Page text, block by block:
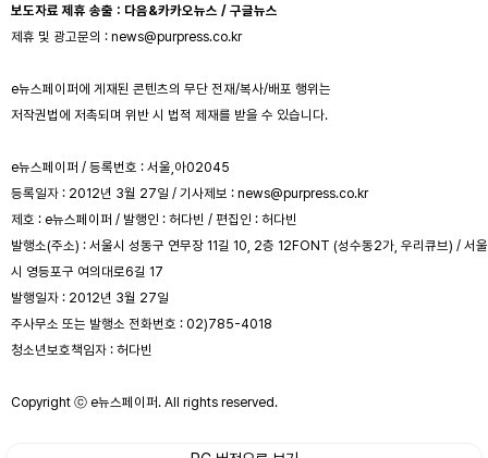
보도자료 제휴 송출 : 다음&카카오뉴스 / 구글뉴스
제휴 및 광고문의 : news@purpress.co.kr
e뉴스페이퍼에 게재된 콘텐츠의 무단 전재/복사/배포 행위는
저작권법에 저촉되며 위반 시 법적 제재를 받을 수 있습니다.
e뉴스페이퍼 / 등록번호 : 서울,아02045
등록일자 : 2012년 3월 27일 / 기사제보 : news@purpress.co.kr
제호 : e뉴스페이퍼 / 발행인 : 허다빈 / 편집인 : 허다빈
발행소(주소) : 서울시 성동구 연무장 11길 10, 2층 12FONT (성수동2가, 우리큐브) / 서울
시 영등포구 여의대로6길 17
발행일자 : 2012년 3월 27일
주사무소 또는 발행소 전화번호 : 02)785-4018
청소년보호책임자 : 허다빈
Copyright ⓒ e뉴스페이퍼. All rights reserved.